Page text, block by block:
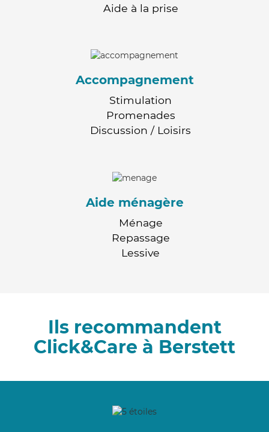
Aide à la prise
Accompagnement
Stimulation
Promenades
Discussion / Loisirs
Aide ménagère
Ménage
Repassage
Lessive
Ils recommandent
Click&Care à Berstett